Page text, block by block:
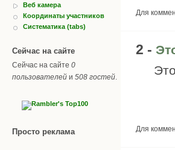
Веб камера
Координаты участников
Систематика (tabs)
Сейчас на сайте
Сейчас на сайте 0
пользователей и 508 гостей
Просто реклама
Для
2 -
Для